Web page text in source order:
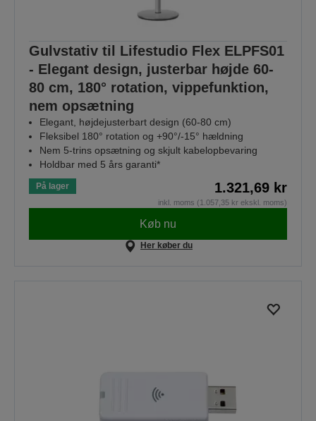
Gulvstativ til Lifestudio Flex ELPFS01
- Elegant design, justerbar højde 60-
80 cm, 180° rotation, vippefunktion,
nem opsætning
Elegant, højdejusterbart design (60-80 cm)
Fleksibel 180° rotation og +90°/-15° hældning
Nem 5-trins opsætning og skjult kabelopbevaring
Holdbar med 5 års garanti*
På lager 1.321,69 kr
inkl. moms (1.057,35 kr ekskl. moms)
Køb nu
Her køber du